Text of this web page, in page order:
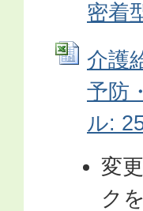
密着
介護
予防
ル:
変
ク